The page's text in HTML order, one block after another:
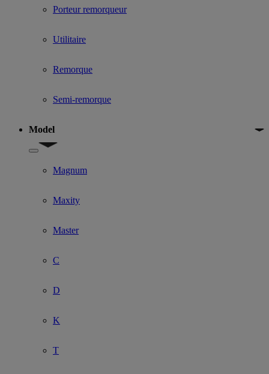
Porteur remorqueur
Utilitaire
Remorque
Semi-remorque
Model
Show submenu for Model
Magnum
Maxity
Master
C
D
K
T